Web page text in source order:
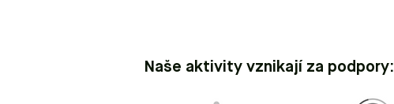
Naše aktivity vznikají za podpory: